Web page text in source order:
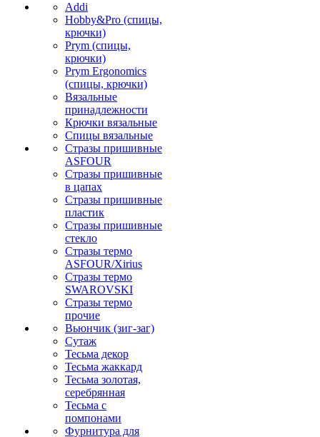
Addi
Hobby&Pro (спицы,
крючки)
Prym (спицы,
крючки)
Prym Ergonomics
(спицы, крючки)
Вязальные
принадлежности
Крючки вязальные
Спицы вязальные
Стразы пришивные
ASFOUR
Стразы пришивные
в цапах
Стразы пришивные
пластик
Стразы пришивные
стекло
Стразы термо
ASFOUR/Xirius
Стразы термо
SWAROVSKI
Стразы термо
прочие
Вьюнчик (зиг-заг)
Сутаж
Тесьма декор
Тесьма жаккард
Тесьма золотая,
серебрянная
Тесьма с
помпонами
Фурнитура для